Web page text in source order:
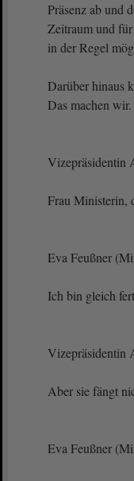
Präsenz ab und
Zeitraum und
in der Regel
Darüber hinaus
Das machen wir.
Vizepräsidentin
Frau Ministerin,
Eva Feußner
Ich bin gleich
Vizepräsidentin
Aber sie fängt
Eva Feußner